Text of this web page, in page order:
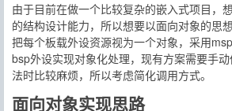
由于目前在做一个比较复杂的嵌入式项目，
的结构设计能力，所以想要以面向对象的思
把每个板载外设资源视为一个对象，采用
bsp外设实现对象化处理，现有方案需要手
法时比较麻烦，所以考虑简化调用方式。
面向对象实现思路